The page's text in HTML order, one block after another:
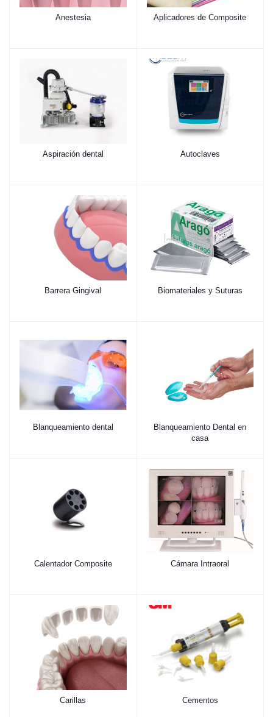
Anestesia Aplicadores de Composite
Aspiración dental Autoclaves
Barrera Gingival Biomateriales y Suturas
Blanqueamiento dental
Blanqueamiento Dental en
casa
Calentador Composite Cámara Intraoral
Carillas Cementos